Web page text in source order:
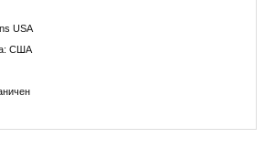
USA
США